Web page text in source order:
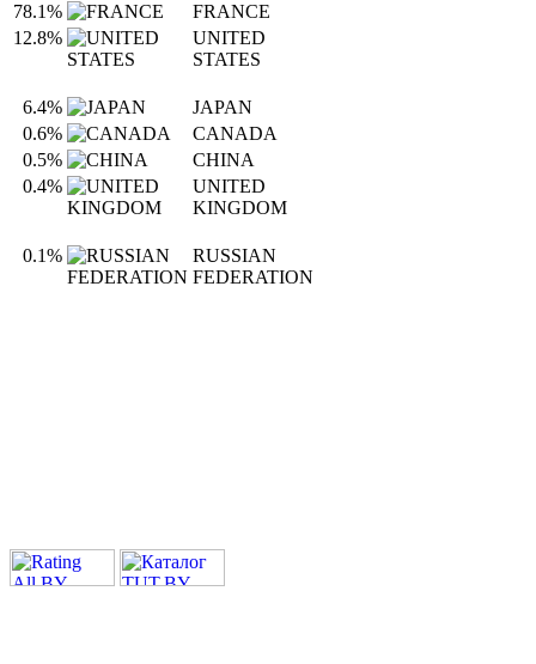
78.1%
FRANCE
12.8%
UNITED
STATES
6.4%
JAPAN
0.6%
CANADA
0.5%
CHINA
0.4%
UNITED
KINGDOM
0.1%
RUSSIAN
FEDERATION